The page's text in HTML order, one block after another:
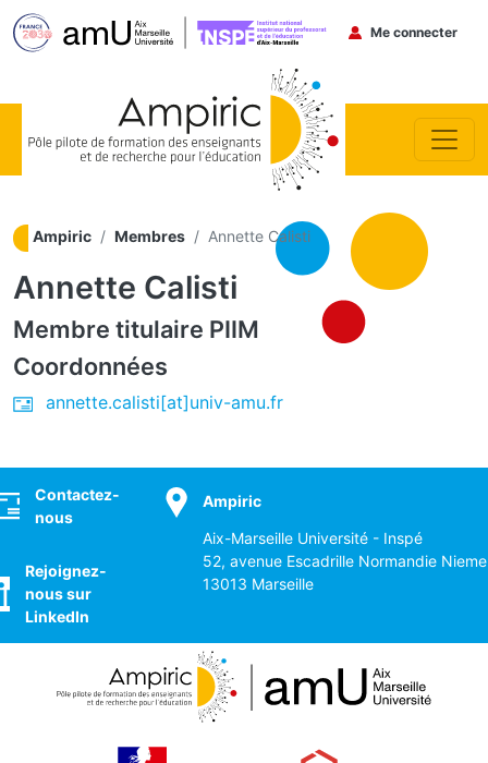
Menu du
Me connecter
Ampiric Membres Annette Calisti
Annette Calisti
Membre titulaire PIIM
Coordonnées
annette.calisti[at]univ-amu.fr
Contactez-
nous
Rejoignez-
nous sur
LinkedIn
Ampiric
Aix-Marseille Université - Inspé
52, avenue Escadrille Normandie
13013 Marseille